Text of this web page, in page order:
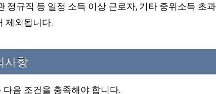
정규직 등 일정 소득 이상 근로자, 기타 중위소득 초
제외됩니다.
사항
음 조건을 충족해야 합니다.